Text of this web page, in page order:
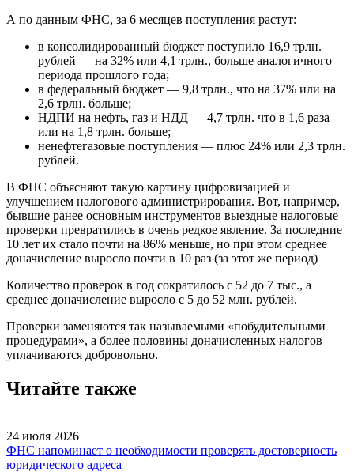
А по данным ФНС, за 6 месяцев поступления растут:
в консолидированный бюджет поступило 16,9 трлн.
рублей — на 32% или 4,1 трлн., больше аналогичного
периода прошлого года;
в федеральный бюджет — 9,8 трлн., что на 37% или на
2,6 трлн. больше;
НДПИ на нефть, газ и НДД — 4,7 трлн. что в 1,6 раза
или на 1,8 трлн. больше;
ненефтегазовые поступления — плюс 24% или 2,3 трлн.
рублей.
В ФНС объясняют такую картину цифровизацией и
улучшением налогового администрирования. Вот, например,
бывшие ранее основным инструментов выездные налоговые
проверки превратились в очень редкое явление. За последние
10 лет их стало почти на 86% меньше, но при этом среднее
доначисление выросло почти в 10 раз (за этот же период)
Количество проверок в год сократилось с 52 до 7 тыс., а
среднее доначисление выросло с 5 до 52 млн. рублей.
Проверки заменяются так называемыми «побудительными
процедурами», а более половины доначисленных налогов
уплачиваются добровольно.
Читайте также
24 июля 2026
ФНС напоминает о необходимости проверять достоверность
юридического адреса